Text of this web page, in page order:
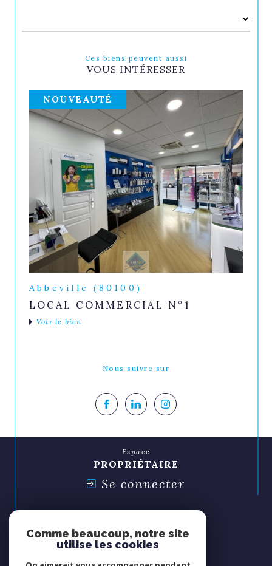
Ces biens peuvent aussi
VOUS INTÉRESSER
NOUVEAUTÉ
Abbeville (80100)
LOCAL COMMERCIAL N°1
Voir le bien
Nous suivre sur
Espace
PROPRIÉTAIRE
Se connecter
Espace
Se connecter
Comme beaucoup, notre site
utilise les cookies